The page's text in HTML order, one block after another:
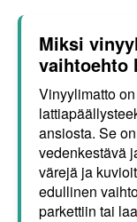
Miksi
vaihtoehto
Vinyylimatto
ansiosta. Se
vedenkestävä
värejä ja
edullinen
parkettiin tai